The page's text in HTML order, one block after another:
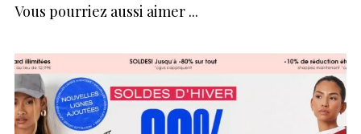
Vous pourriez aussi aimer ...